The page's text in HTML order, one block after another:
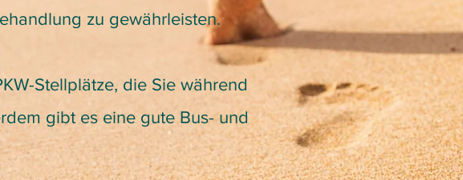
zu gewährleisten.
Stellplätze, die Sie während
gibt es eine gute Bus- und